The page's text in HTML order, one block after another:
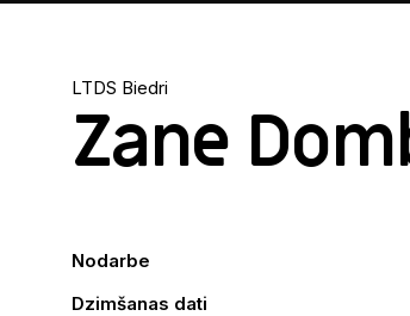
LTDS Biedri
Zane
Nodarbe
Dzimšanas dati